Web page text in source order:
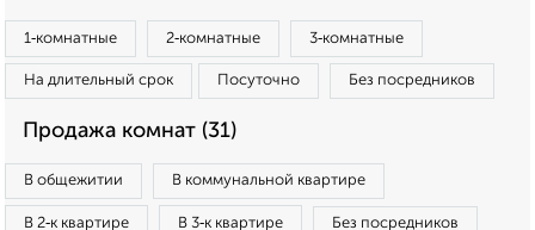
1‑комнатные 2‑комнатные 3‑комнатные
На длительный срок Посуточно Без посредников
Продажа комнат (31)
В общежитии В коммунальной квартире
В 2‑к квартире В 3‑к квартире Без посредников